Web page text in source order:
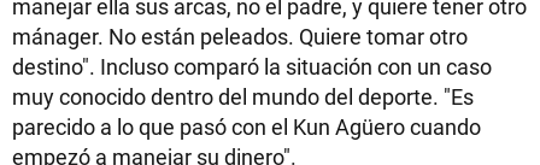
mánager. No están peleados. Quiere tomar otro
destino". Incluso comparó la situación con un caso
muy conocido dentro del mundo del deporte. "Es
parecido a lo que pasó con el Kun Agüero cuando
empezó a manejar su dinero".